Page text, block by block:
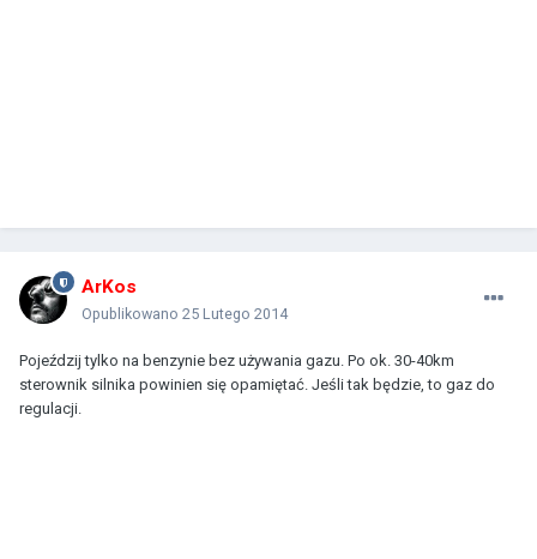
ArKos
Opublikowano 25 Lutego 2014
Pojeździj tylko na benzynie bez używania gazu. Po ok. 30-40km
sterownik silnika powinien się opamiętać. Jeśli tak będzie, to gaz do
regulacji.